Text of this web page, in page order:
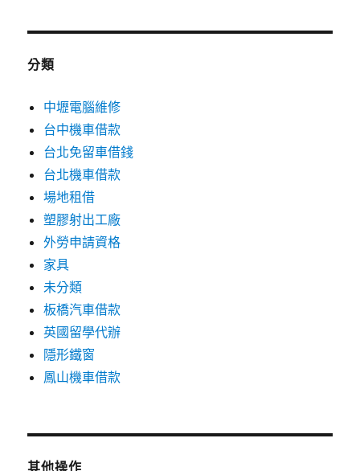
分類
中壢電腦維修
台中機車借款
台北免留車借錢
台北機車借款
場地租借
塑膠射出工廠
外勞申請資格
家具
未分類
板橋汽車借款
英國留學代辦
隱形鐵窗
鳳山機車借款
其他操作